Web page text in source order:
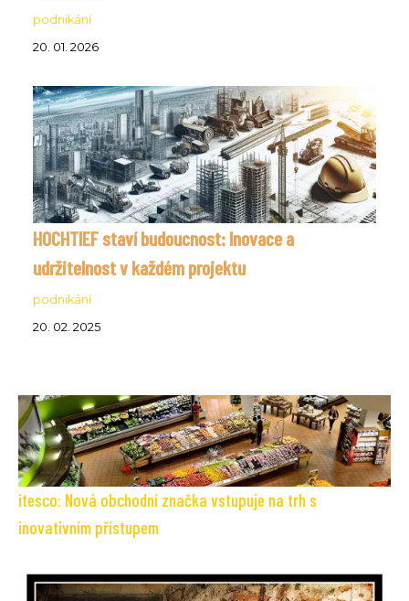
podnikání
20. 01. 2026
HOCHTIEF staví budoucnost: Inovace a
udržitelnost v každém projektu
podnikání
20. 02. 2025
itesco: Nová obchodní značka vstupuje na trh s
inovativním přístupem